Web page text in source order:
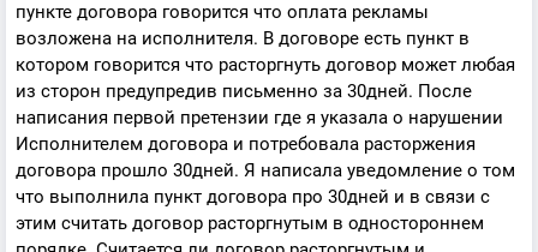
пункте договора говорится что оплата рекламы
возложена на исполнителя. В договоре есть пункт в
котором говорится что расторгнуть договор может любая
из сторон предупредив письменно за 30дней. После
написания первой претензии где я указала о нарушении
Исполнителем договора и потребовала расторжения
договора прошло 30дней. Я написала уведомление о том
что выполнила пункт договора про 30дней и в связи с
этим считать договор расторгнутым в одностороннем